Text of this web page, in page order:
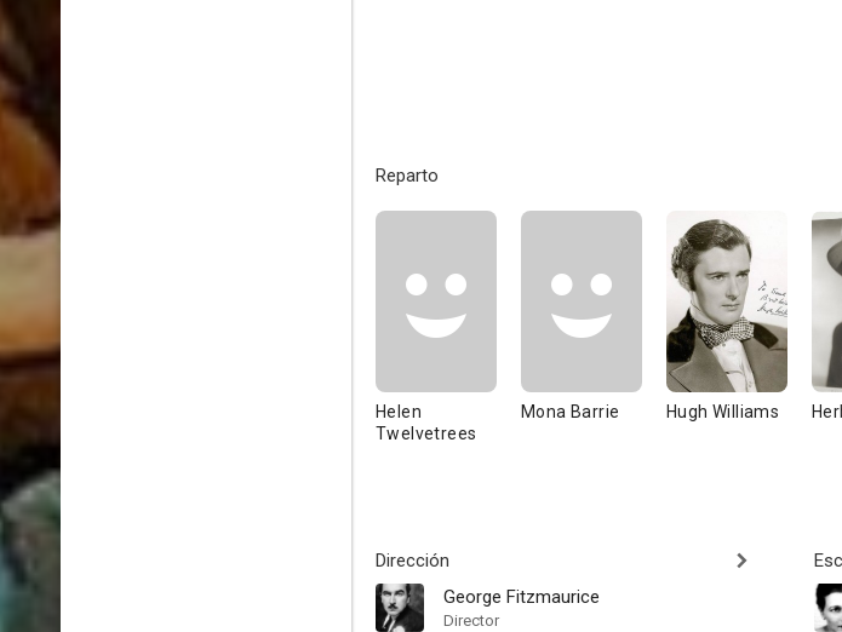
Reparto
Helen
Twelvetrees
Mona Barrie Hugh Williams
Dirección
George Fitzmaurice
Director